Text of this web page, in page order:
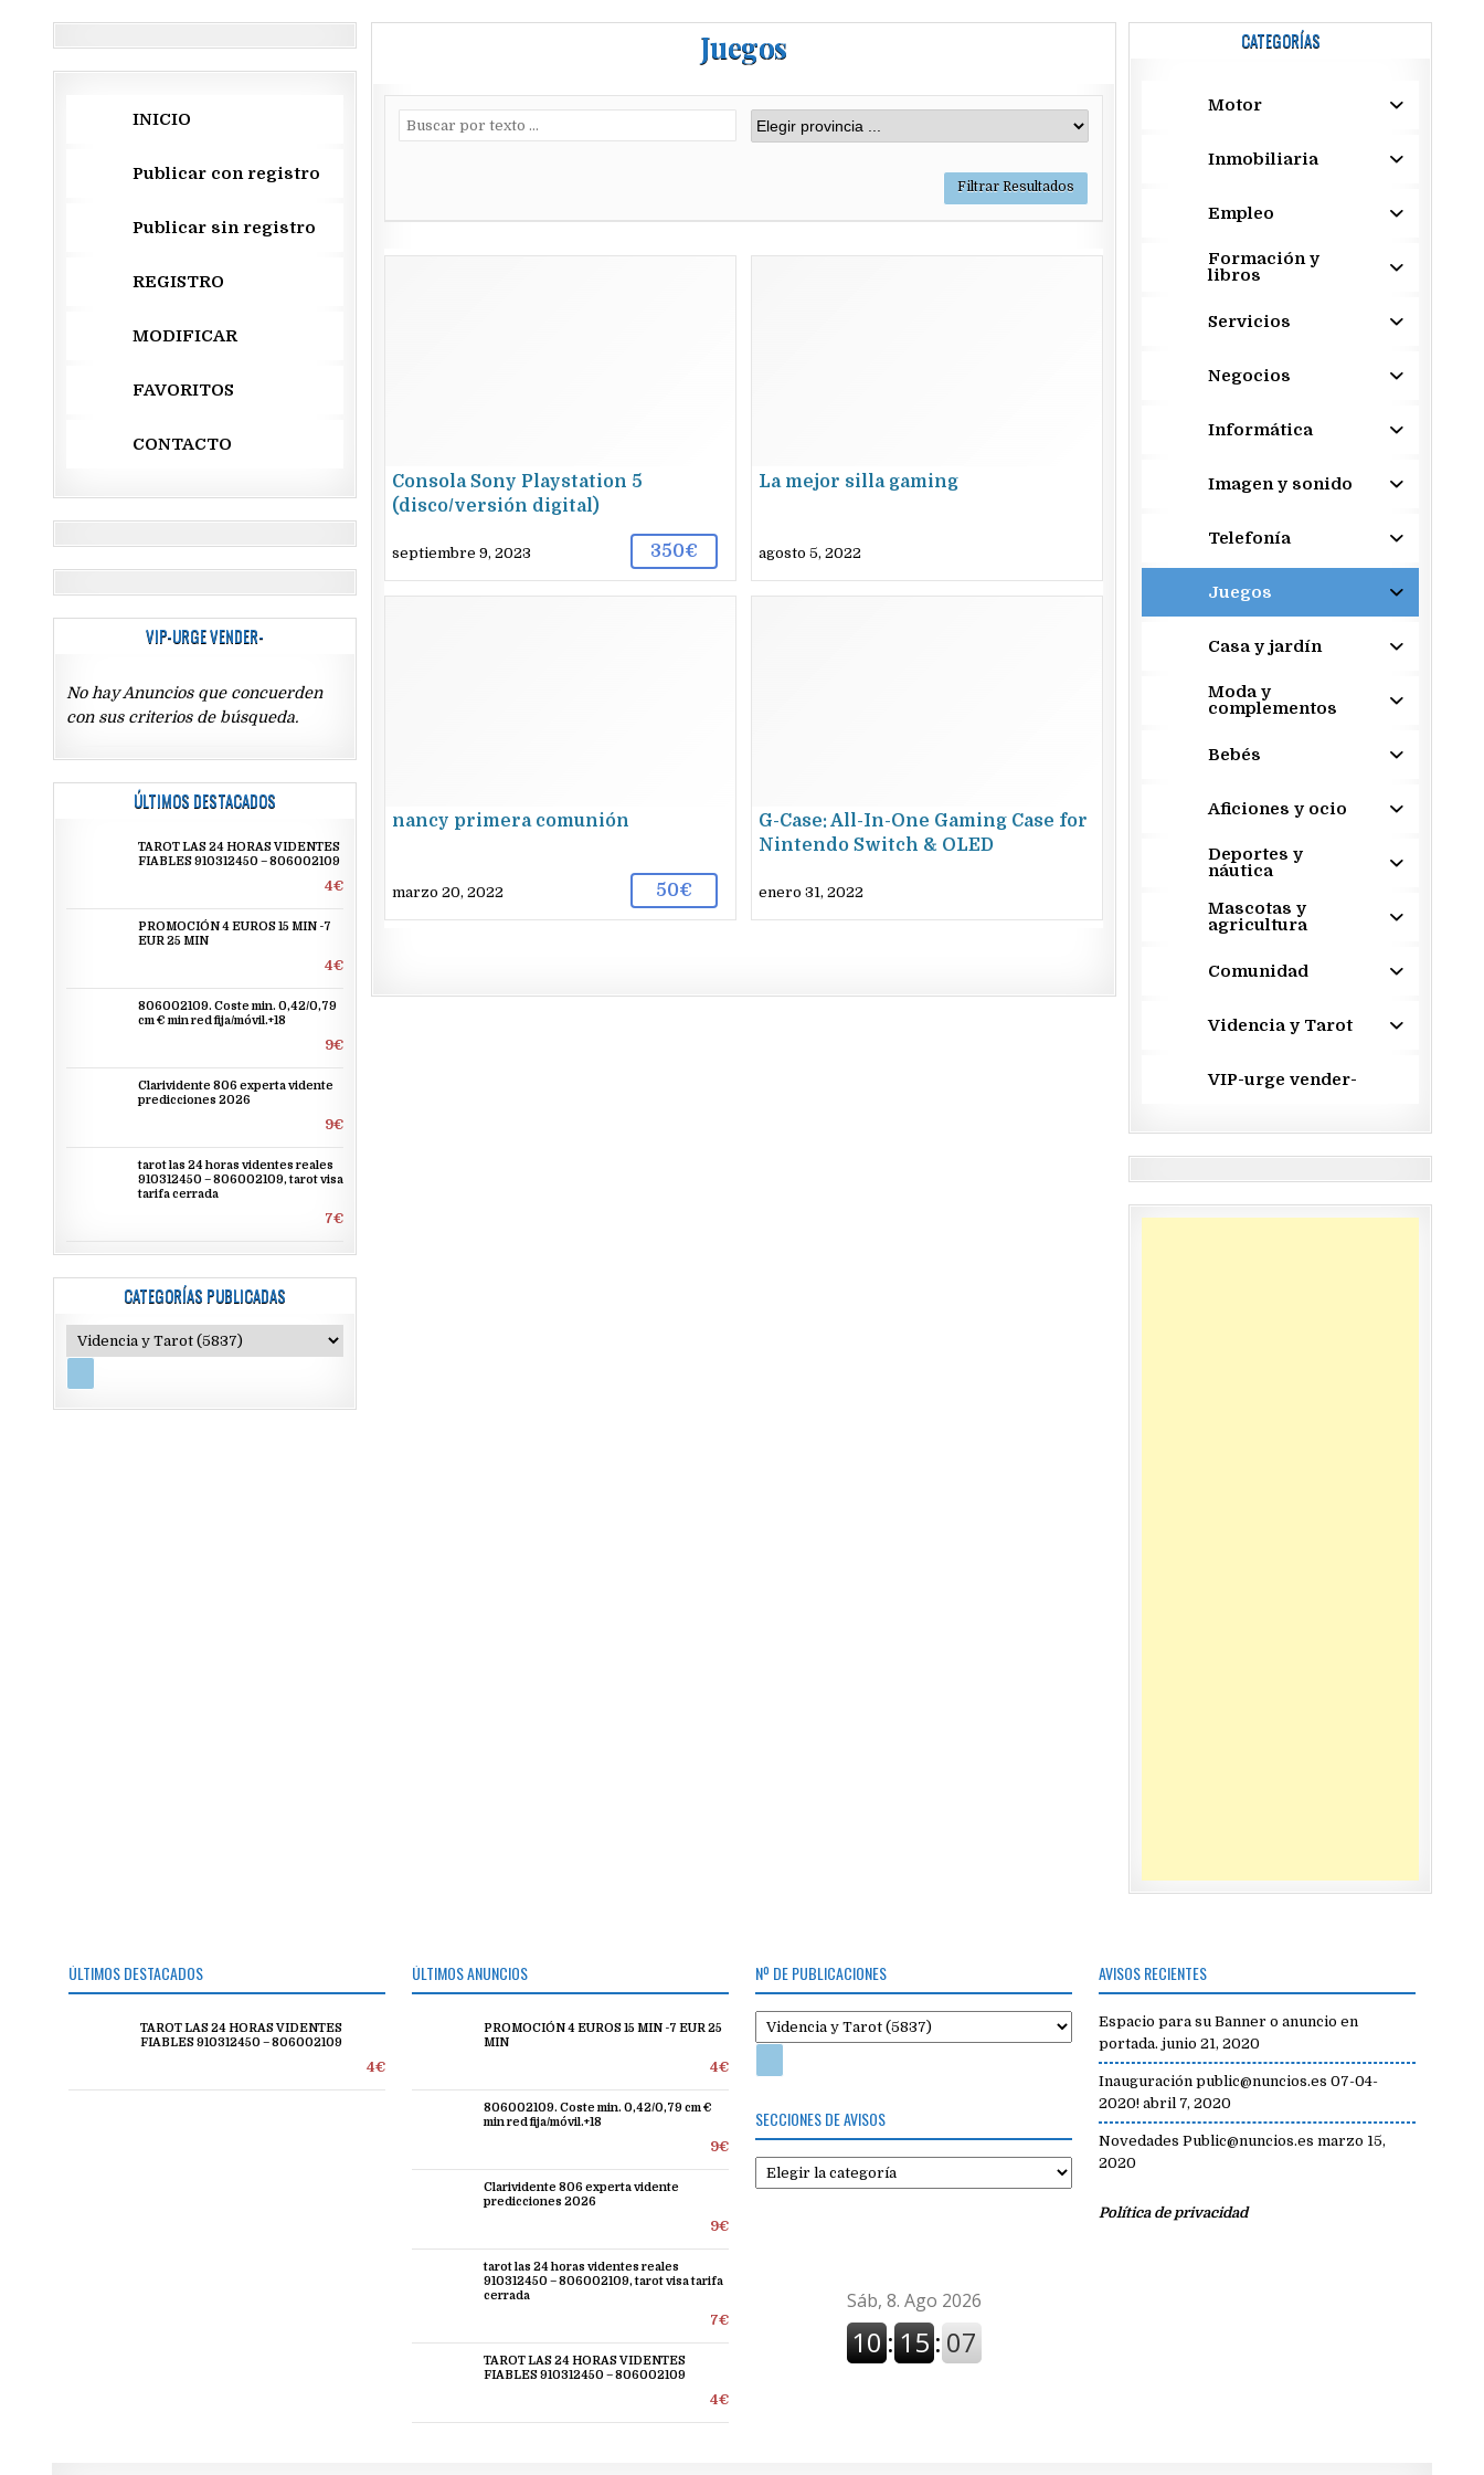
Juegos
Consola Sony Playstation 5
(disco/versión digital)
septiembre 9, 2023 350€
La mejor silla gaming
agosto 5, 2022
nancy primera comunión
marzo 20, 2022 50€
G-Case: All-In-One Gaming Case for
Nintendo Switch & OLED
enero 31, 2022
INICIO
Publicar con registro
Publicar sin registro
REGISTRO
MODIFICAR
FAVORITOS
CONTACTO
VIP-URGE VENDER-
No hay Anuncios que concuerden
con sus criterios de búsqueda.
ÚLTIMOS DESTACADOS
TAROT LAS 24 HORAS VIDENTES
FIABLES 910312450 – 806002109
4€
PROMOCIÓN 4 EUROS 15 MIN -7
EUR 25 MIN
4€
806002109. Coste min. 0,42/0,79
cm € min red fija/móvil.+18
9€
Clarividente 806 experta vidente
predicciones 2026
9€
tarot las 24 horas videntes reales
910312450 – 806002109, tarot visa
tarifa cerrada
7€
CATEGORÍAS PUBLICADAS
CATEGORÍAS
Motor
Inmobiliaria
Empleo
Formación y
libros
Servicios
Negocios
Informática
Imagen y sonido
Telefonía
Juegos
Casa y jardín
Moda y
complementos
Bebés
Aficiones y ocio
Deportes y
náutica
Mascotas y
agricultura
Comunidad
Videncia y Tarot
VIP-urge vender-
ÚLTIMOS DESTACADOS
TAROT LAS 24 HORAS VIDENTES
FIABLES 910312450 – 806002109
4€
ÚLTIMOS ANUNCIOS
PROMOCIÓN 4 EUROS 15 MIN -7 EUR 25
MIN
4€
806002109. Coste min. 0,42/0,79 cm €
min red fija/móvil.+18
9€
Clarividente 806 experta vidente
predicciones 2026
9€
tarot las 24 horas videntes reales
910312450 – 806002109, tarot visa tarifa
cerrada
7€
TAROT LAS 24 HORAS VIDENTES
FIABLES 910312450 – 806002109
4€
Nº DE PUBLICACIONES
SECCIONES DE AVISOS
Secciones
de
AVISOS RECIENTES
Espacio para su Banner o anuncio en
portada. junio 21, 2020
Inauguración public@nuncios.es 07-04-
2020! abril 7, 2020
Novedades Public@nuncios.es marzo 15,
2020
Política de privacidad